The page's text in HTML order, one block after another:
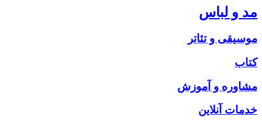
مد و لباس
موسیقی و تئاتر
کتاب
مشاوره و آموزش
خدمات آنلاین